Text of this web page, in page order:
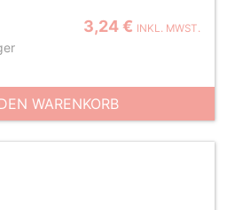
3,24 € INKL. MWST.
WARENKORB